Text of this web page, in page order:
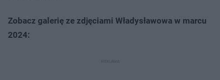
Zobacz galerię ze zdjęciami Władysławowa w marcu
2024: